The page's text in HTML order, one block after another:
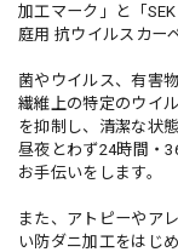
加工マーク」と「
庭用 抗ウイルスカー
菌やウイルス、有害
繊維上の特定のウイ
を抑制し、清潔な状
昼夜とわず24時間・
お手伝いをします。
また、アトピーやア
い防ダニ加工をはじ